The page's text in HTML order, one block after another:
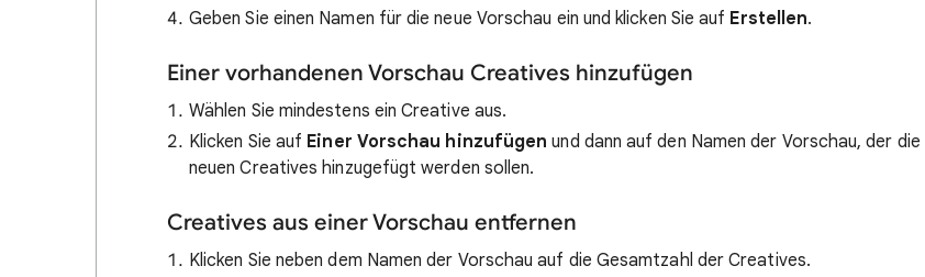
Geben Sie einen Namen für die neue Vorschau ein und klicken Sie auf Erstellen.
Einer vorhandenen Vorschau Creatives hinzufügen
Wählen Sie mindestens ein Creative aus.
Klicken Sie auf Einer Vorschau hinzufügen und dann auf den Namen der Vorschau, der die
neuen Creatives hinzugefügt werden sollen.
Creatives aus einer Vorschau entfernen
Klicken Sie neben dem Namen der Vorschau auf die Gesamtzahl der Creatives.